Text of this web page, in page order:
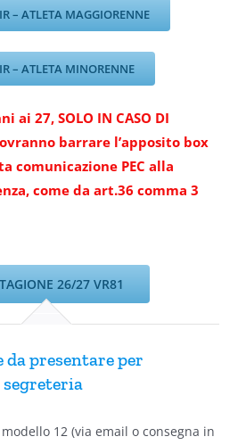
– ATLETA MAGGIORENNE
– ATLETA MINORENNE
ai 27, SOLO IN CASO DI
barrare l’apposito box
comunicazione PEC alla
come da art.36 comma 3
26/27 VR81
da presentare per
segreteria
12 (via email o consegna in